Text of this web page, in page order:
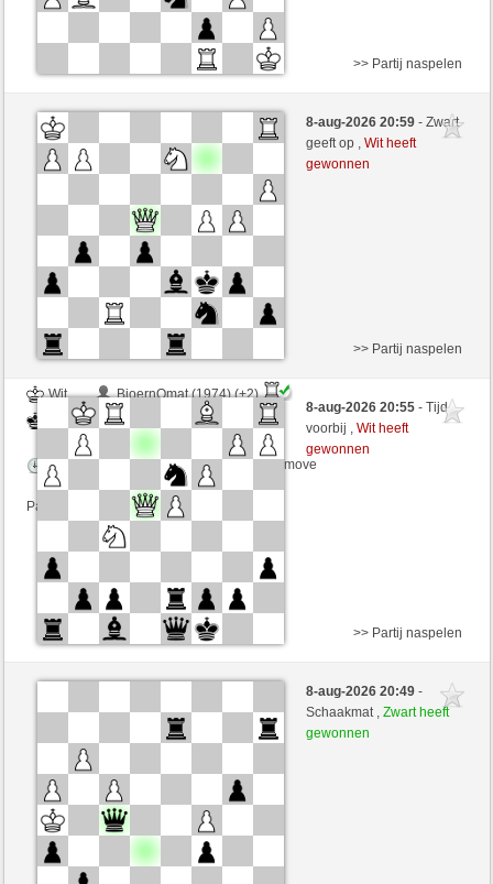
Zwart
mikisneki1 (1498) (+16)
Wit
Speelduur: 3 minutes/side + 3 seconds/move
Partij telt mee voor de ranglijst
>> Partij naspelen
8-aug-2026 20:59- Zwart
geeft op ,Wit heeft
gewonnen
Wit
BjoernOmat (1974) (+2)
Zwart
irokese (1509) (-2)
Speelduur: 2 minutes/side + 0 seconds/move
Partij telt mee voor de ranglijst
>> Partij naspelen
8-aug-2026 20:55- Tijd
voorbij ,Wit heeft
gewonnen
Wit
BjoernOmat (1972) (+2)
Speelduur: 2 minutes/side + 0 seconds/move
Partij telt mee voor de ranglijst
>> Partij naspelen
8-aug-2026 20:49-
Schaakmat ,Zwart heeft
gewonnen